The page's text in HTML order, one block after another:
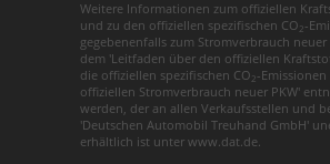
Weitere Informationen zum offiziellen
und zu den offiziellen spezifischen CO2 -
gegebenenfalls zum Stromverbrauch neuer
dem 'Leitfaden über den offiziellen
die offiziellen spezifischen CO2 -
offiziellen Stromverbrauch neuer PKW'
werden, der an allen Verkaufsstellen und
'Deutschen Automobil Treuhand GmbH'
erhältlich ist unter www.dat.de.